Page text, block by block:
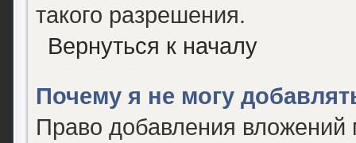
такого разрешения.
Вернуться к началу
Почему я не могу
Право добавления